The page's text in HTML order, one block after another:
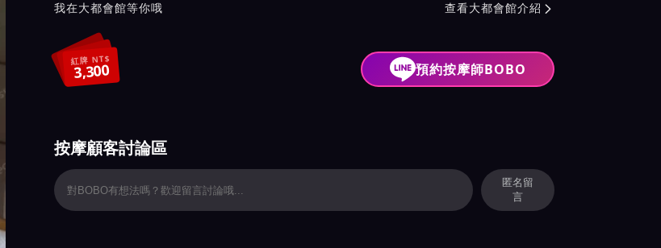
按摩師BOBO所屬按摩會館介紹與班表
我在大都會館等你哦 查看大都會館介紹 
紅牌 NT$
3,300 預約按摩師BOBO
按摩顧客討論區
匿名留
言